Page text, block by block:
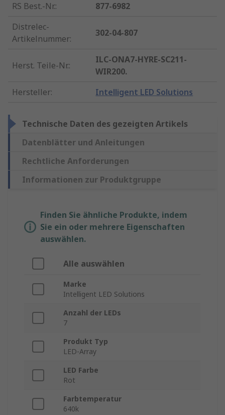
RS Best.-Nr.:
877-6982
Distrelec-
Artikelnummer:
302-04-807
Herst. Teile-Nr.:
ILC-ONA7-HYRE-SC211-
WIR200.
Hersteller: Intelligent LED Solutions
Technische Daten des gezeigten Artikels
Datenblätter und Anleitungen
Rechtliche Anforderungen
Informationen zur Produktgruppe
Finden Sie ähnliche Produkte, indem
Sie ein oder mehrere Eigenschaften
auswählen.
Alle auswählen
Marke
Intelligent LED Solutions
Anzahl der LEDs
7
Produkt Typ
LED-Array
LED Farbe
Rot
Farbtemperatur
640k